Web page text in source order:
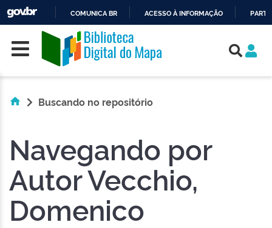
O
CONTEÚDO
COMUNICA BR ACESSO À INFORMAÇÃO
Skip navigation
Buscando no repositório
Navegando por
Autor Vecchio,
Domenico